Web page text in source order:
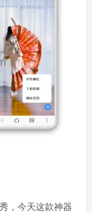
，今天这款神器